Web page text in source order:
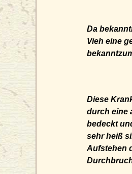
Da
Vieh eine
Diese
durch eine
bedeckt
sehr heiß
Aufstehen